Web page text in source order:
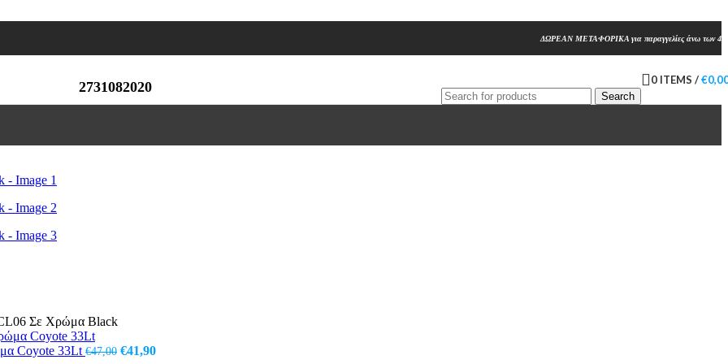
ΔΩΡΕΑΝ ΜΕΤΑΦΟΡΙΚΑ για παραγγελίες άνω των
2731082020
Search
0 ITEMS /€
Σε Χρώμα Black
Coyote 33Lt €47,00 Original
€41,90Η